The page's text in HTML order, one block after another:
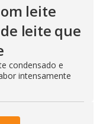
leite
leite que
condensado e
intensamente